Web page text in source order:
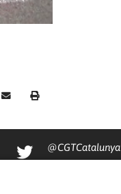
@CGTCatalunya